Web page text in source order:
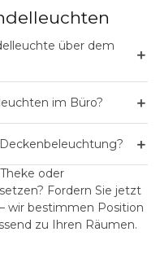
über dem
＋
im Büro? ＋
＋
oder
Fordern Sie jetzt
– wir bestimmen Position
zu Ihren Räumen.